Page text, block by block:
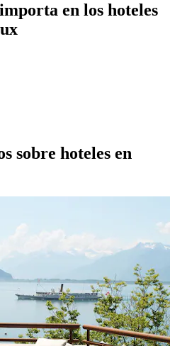
en los hoteles
sobre hoteles en